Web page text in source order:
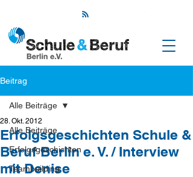
Beitrag
Alle Beiträge
Erfolgsgeschichten
Teambuilding
Alle Beiträge
Erfolgsgeschichten Schule &
Beruf Berlin e. V. / Interview
mit Denise
28. Okt. 2012